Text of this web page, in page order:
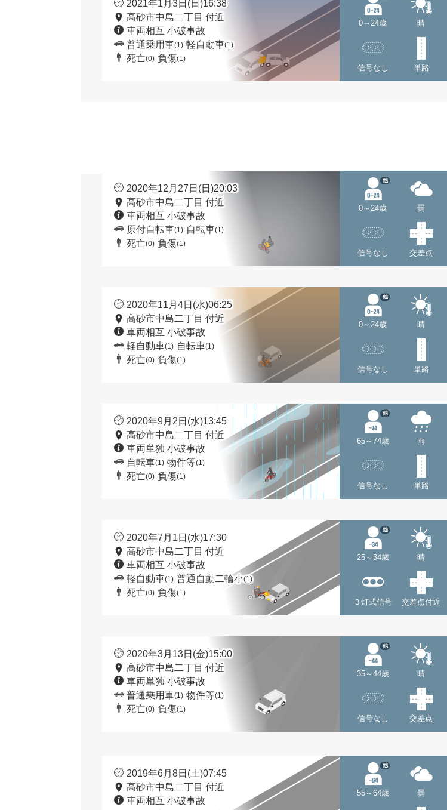
2021年1月3日(日)16:38
高砂市中島二丁目 付近
車両相互 小破事故
普通乗用車(1) 軽自動車(1)
死亡(0) 負傷(1)
0～24歳 晴
信号なし 単路
2020年12月27日(日)20:03
高砂市中島二丁目 付近
車両相互 小破事故
原付自転車(1) 自転車(1)
死亡(0) 負傷(1)
0～24歳
他
曇
信号なし 交差点
2020年11月4日(水)06:25
高砂市中島二丁目 付近
車両相互 小破事故
軽自動車(1) 自転車(1)
死亡(0) 負傷(1)
0～24歳
他
晴
信号なし 単路
2020年9月2日(水)13:45
高砂市中島二丁目 付近
車両単独 小破事故
自転車(1) 物件等(1)
死亡(0) 負傷(1)
65～74歳
他
雨
信号なし 単路
2020年7月1日(水)17:30
高砂市中島二丁目 付近
車両相互 小破事故
軽自動車(1) 普通自動二輪小(1)
死亡(0) 負傷(1)
25～34歳
他
晴
３灯式信号 交差点付近
2020年3月13日(金)15:00
高砂市中島二丁目 付近
車両単独 小破事故
普通乗用車(1) 物件等(1)
死亡(0) 負傷(1)
35～44歳
他
晴
信号なし 交差点
2019年6月8日(土)07:45
高砂市中島二丁目 付近
車両相互 小破事故
55～64歳
他
曇